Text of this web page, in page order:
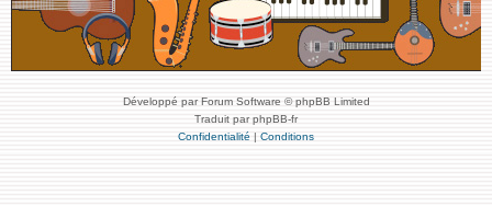
Développé par Forum Software © phpBB Limited
Traduit par phpBB-fr
Confidentialité | Conditions